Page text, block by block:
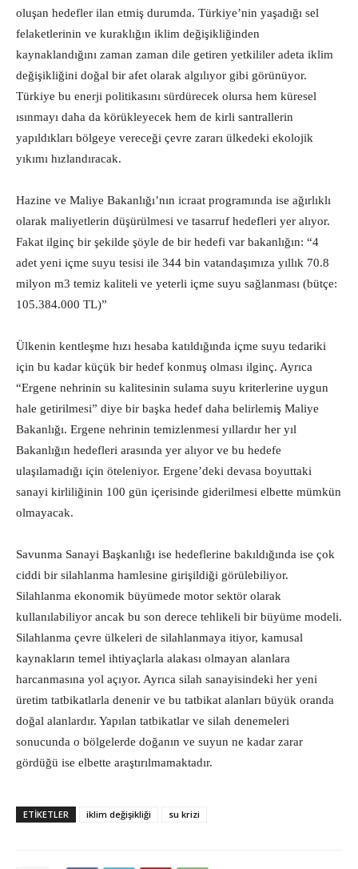
oluşan hedefler ilan etmiş durumda. Türkiye’nin yaşadığı sel
felaketlerinin ve kuraklığın iklim değişikliğinden
kaynaklandığını zaman zaman dile getiren yetkililer adeta iklim
değişikliğini doğal bir afet olarak algılıyor gibi görünüyor.
Türkiye bu enerji politikasını sürdürecek olursa hem küresel
ısınmayı daha da körükleyecek hem de kirli santrallerin
yapıldıkları bölgeye vereceği çevre zararı ülkedeki ekolojik
yıkımı hızlandıracak.
Hazine ve Maliye Bakanlığı’nın icraat programında ise ağırlıklı
olarak maliyetlerin düşürülmesi ve tasarruf hedefleri yer alıyor.
Fakat ilginç bir şekilde şöyle de bir hedefi var bakanlığın: “4
adet yeni içme suyu tesisi ile 344 bin vatandaşımıza yıllık 70.8
milyon m3 temiz kaliteli ve yeterli içme suyu sağlanması (bütçe:
105.384.000 TL)”
Ülkenin kentleşme hızı hesaba katıldığında içme suyu tedariki
için bu kadar küçük bir hedef konmuş olması ilginç. Ayrıca
“Ergene nehrinin su kalitesinin sulama suyu kriterlerine uygun
hale getirilmesi” diye bir başka hedef daha belirlemiş Maliye
Bakanlığı. Ergene nehrinin temizlenmesi yıllardır her yıl
Bakanlığın hedefleri arasında yer alıyor ve bu hedefe
ulaşılamadığı için öteleniyor. Ergene’deki devasa boyuttaki
sanayi kirliliğinin 100 gün içerisinde giderilmesi elbette mümkün
olmayacak.
Savunma Sanayi Başkanlığı ise hedeflerine bakıldığında ise çok
ciddi bir silahlanma hamlesine girişildiği görülebiliyor.
Silahlanma ekonomik büyümede motor sektör olarak
kullanılabiliyor ancak bu son derece tehlikeli bir büyüme modeli.
Silahlanma çevre ülkeleri de silahlanmaya itiyor, kamusal
kaynakların temel ihtiyaçlarla alakası olmayan alanlara
harcanmasına yol açıyor. Ayrıca silah sanayisindeki her yeni
üretim tatbikatlarla denenir ve bu tatbikat alanları büyük oranda
doğal alanlardır. Yapılan tatbikatlar ve silah denemeleri
sonucunda o bölgelerde doğanın ve suyun ne kadar zarar
gördüğü ise elbette araştırılmamaktadır.
ETIKETLER iklim değişikliği su krizi